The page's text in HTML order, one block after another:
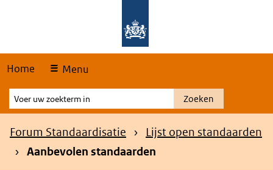
Home Menu
Voer
uw
zoekterm
Zoeken
Kruimelpad
Forum Standaardisatie
Lijst open standaarden
Aanbevolen standaarden